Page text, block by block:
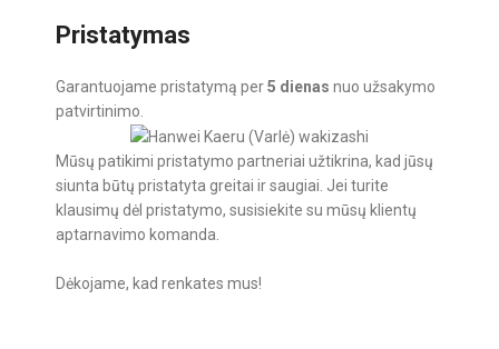
Pristatymas
Garantuojame pristatymą per5 dienas nuo užsakymo
patvirtinimo.
Mūsų patikimi pristatymo partneriai užtikrina, kad jūsų
siunta būtų pristatyta greitai ir saugiai. Jei turite
klausimų dėl pristatymo, susisiekite su mūsų klientų
aptarnavimo komanda.
Dėkojame, kad renkates mus!